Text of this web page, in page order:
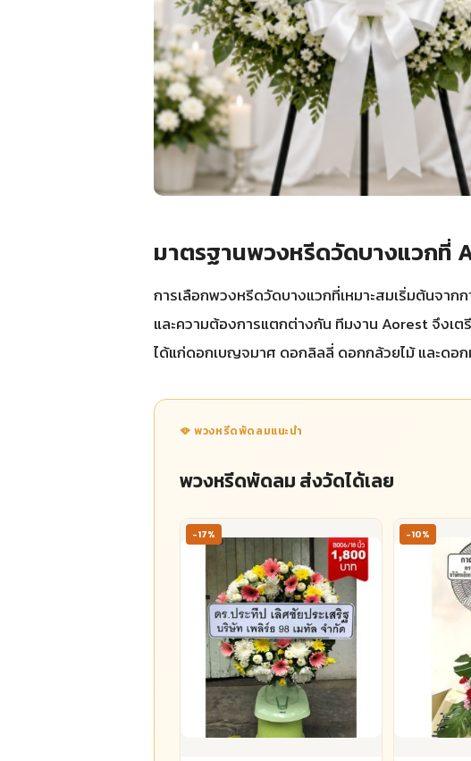
มาตรฐานพวงหรีดวัดบางแวกที่
การเลือกพวงหรีดวัดบางแวกที่เหมาะสมเริ่มต้นจาก
และความต้องการแตกต่างกัน ทีมงาน Aorest จึงเ
ได้แก่ดอกเบญจมาศ ดอกลิลลี่ ดอกกล้วยไม้ และดอ
🪭 พวงหรีดพัดลมแนะนำ
พวงหรีดพัดลม ส่งวัดได้เลย
-17% -10%